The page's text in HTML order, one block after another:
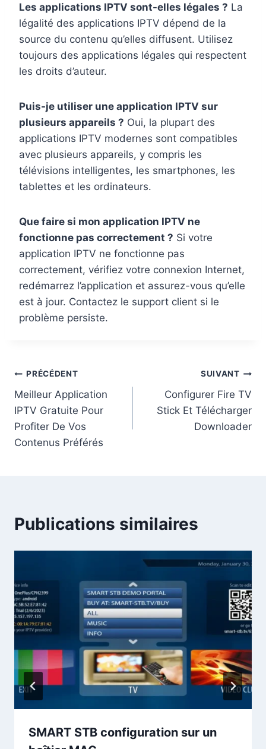
Les applications IPTV sont-elles légales ? La
légalité des applications IPTV dépend de la
source du contenu qu’elles diffusent. Utilisez
toujours des applications légales qui respectent
les droits d’auteur.
Puis-je utiliser une application IPTV sur
plusieurs appareils ? Oui, la plupart des
applications IPTV modernes sont compatibles
avec plusieurs appareils, y compris les
télévisions intelligentes, les smartphones, les
tablettes et les ordinateurs.
Que faire si mon application IPTV ne
fonctionne pas correctement ? Si votre
application IPTV ne fonctionne pas
correctement, vérifiez votre connexion Internet,
redémarrez l’application et assurez-vous qu’elle
est à jour. Contactez le support client si le
problème persiste.
PRÉCÉDENT
Meilleur Application
IPTV Gratuite Pour
Profiter De Vos
Contenus Préférés
SUIVANT
Configurer Fire TV
Stick Et Télécharger
Downloader
Publications similaires
SMART STB configuration sur un